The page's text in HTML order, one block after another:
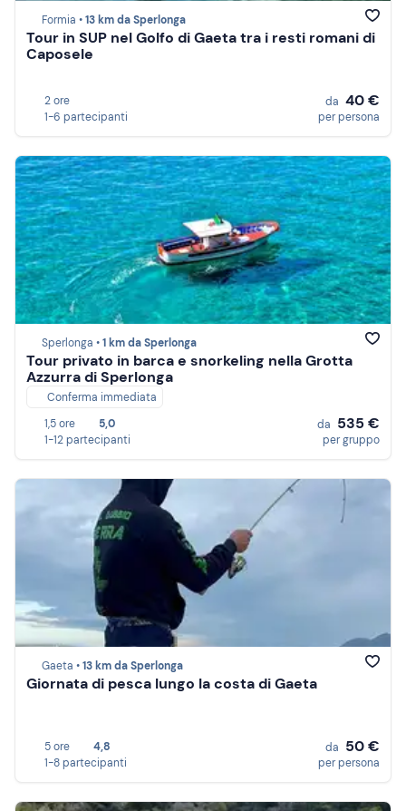
Formia •13 km da Sperlonga
Tour in SUP nel Golfo di Gaeta tra i resti romani di
Caposele
2 ore
1-6 partecipanti
da 40 €
per persona
Sperlonga •1 km da Sperlonga
Tour privato in barca e snorkeling nella Grotta
Azzurra di Sperlonga
Conferma immediata
1,5 ore
5,0
1-12 partecipanti
da 535 €
per gruppo
Gaeta •13 km da Sperlonga
Giornata di pesca lungo la costa di Gaeta
5 ore
4,8
1-8 partecipanti
da 50 €
per persona